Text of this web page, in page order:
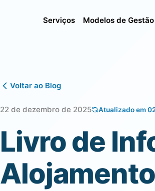
Serviços Modelos de Gestão
Voltar ao Blog
22 de dezembro de 2025 Atualizado em
Livro de